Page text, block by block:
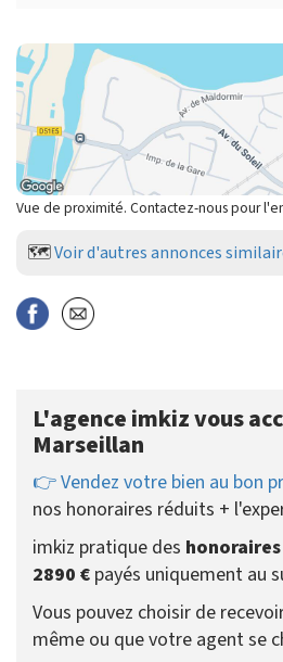
Vue de proximité. Contactez-nous pour
🗺️Voir d'autres annonces
L'agence imkiz vous
Marseillan
👉 Vendez votre bien au bon
nos honoraires réduits +
imkiz pratique des
2890 € payés uniquement au
Vous pouvez choisir de
même ou que votre agent se